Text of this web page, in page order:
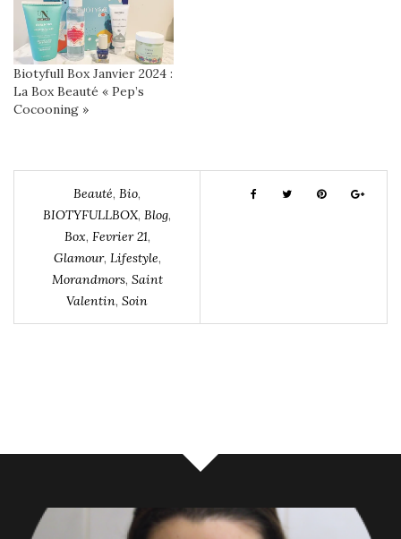
Biotyfull Box Janvier 2024 :
La Box Beauté « Pep’s
Cocooning »
Beauté, Bio,
BIOTYFULLBOX, Blog,
Box, Fevrier 21,
Glamour, Lifestyle,
Morandmors, Saint
Valentin, Soin